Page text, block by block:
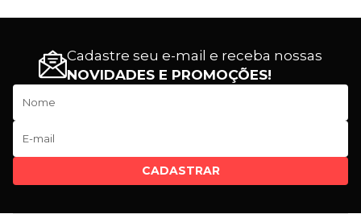
Cadastre seu e-mail e receba nossas
NOVIDADES E PROMOÇÕES!
CADASTRAR